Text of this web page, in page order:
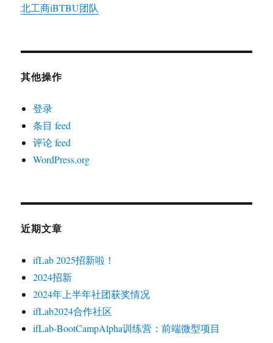
北工商iBTBU团队
其他操作
登录
条目 feed
评论 feed
WordPress.org
近期文章
ifLab 2025招新啦！
2024招新
2024年上半年社团获奖情况
ifLab2024合作社区
ifLab-BootCampAlpha训练营：前端微型项目